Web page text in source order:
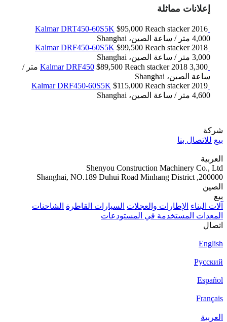
إعلانات مماثلة
Kalmar DRT450-60S5K $95,000 Reach stacker 2016
4,000 متر / ساعة
الصين، Shanghai
Kalmar DRF450-60S5K $99,500 Reach stacker 2018
3,000 متر / ساعة
الصين، Shanghai
Kalmar DRF450 $89,500 Reach stacker 2018
3,300 متر /
ساعة الصين، Shanghai
Kalmar DRF450-60S5K $115,000 Reach stacker 2019
4,600 متر / ساعة
الصين، Shanghai
شركة
بيع للاتصال بنا
العربية
Shenyou Construction Machinery Co., Ltd
200000, Shanghai, NO.189 Duhui Road Minhang District
الصين
بيع
آلات البناء الإطارات والعجلات السيارات القاطرة الشاحنات
المعدات المستخدمة في المستودعات
اتصال
English
Русский
Español
Français
العربية